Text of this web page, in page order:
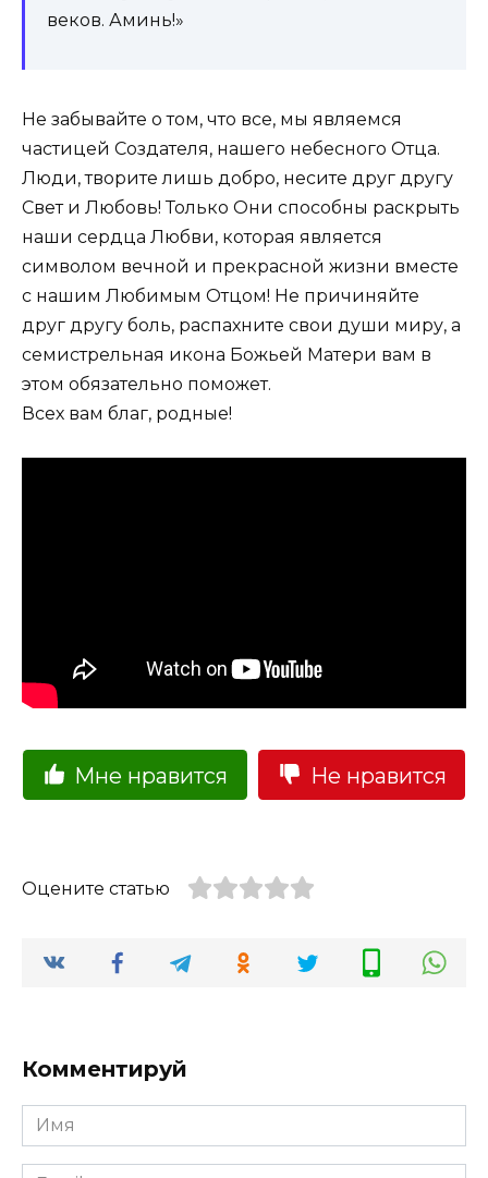
веков. Аминь!»
Не забывайте о том, что все, мы являемся
частицей Создателя, нашего небесного Отца.
Люди, творите лишь добро, несите друг другу
Свет и Любовь! Только Они способны раскрыть
наши сердца Любви, которая является
символом вечной и прекрасной жизни вместе
с нашим Любимым Отцом! Не причиняйте
друг другу боль, распахните свои души миру, а
семистрельная икона Божьей Матери вам в
этом обязательно поможет.
Всех вам благ, родные!
Мне нравится Не нравится
Оцените статью
Комментируй
Имя